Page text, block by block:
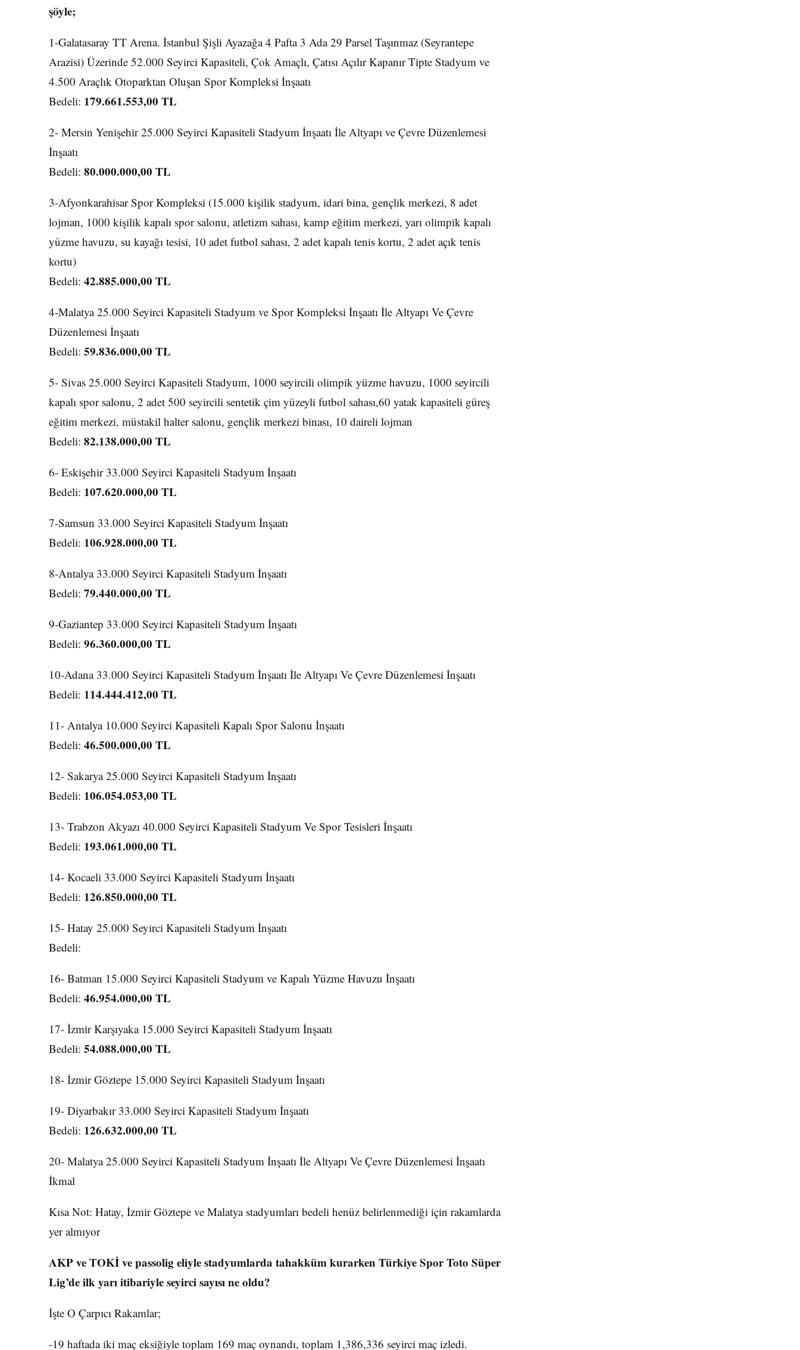
şöyle;
1-Galatasaray TT Arena. İstanbul Şişli Ayazağa 4 Pafta 3 Ada 29 Parsel Taşınmaz (Seyrantepe
Arazisi) Üzerinde 52.000 Seyirci Kapasiteli, Çok Amaçlı, Çatısı Açılır Kapanır Tipte Stadyum ve
4.500 Araçlık Otoparktan Oluşan Spor Kompleksi İnşaatı
Bedeli: 179.661.553,00 TL
2- Mersin Yenişehir 25.000 Seyirci Kapasiteli Stadyum İnşaatı İle Altyapı ve Çevre Düzenlemesi
İnşaatı
Bedeli: 80.000.000,00 TL
3-Afyonkarahisar Spor Kompleksi (15.000 kişilik stadyum, idari bina, gençlik merkezi, 8 adet
lojman, 1000 kişilik kapalı spor salonu, atletizm sahası, kamp eğitim merkezi, yarı olimpik kapalı
yüzme havuzu, su kayağı tesisi, 10 adet futbol sahası, 2 adet kapalı tenis kortu, 2 adet açık tenis
kortu)
Bedeli: 42.885.000,00 TL
4-Malatya 25.000 Seyirci Kapasiteli Stadyum ve Spor Kompleksi İnşaatı İle Altyapı Ve Çevre
Düzenlemesi İnşaatı
Bedeli: 59.836.000,00 TL
5- Sivas 25.000 Seyirci Kapasiteli Stadyum, 1000 seyircili olimpik yüzme havuzu, 1000 seyircili
kapalı spor salonu, 2 adet 500 seyircili sentetik çim yüzeyli futbol sahası,60 yatak kapasiteli güreş
eğitim merkezi, müstakil halter salonu, gençlik merkezi binası, 10 daireli lojman
Bedeli: 82.138.000,00 TL
6- Eskişehir 33.000 Seyirci Kapasiteli Stadyum İnşaatı
Bedeli: 107.620.000,00 TL
7-Samsun 33.000 Seyirci Kapasiteli Stadyum İnşaatı
Bedeli: 106.928.000,00 TL
8-Antalya 33.000 Seyirci Kapasiteli Stadyum İnşaatı
Bedeli: 79.440.000,00 TL
9-Gaziantep 33.000 Seyirci Kapasiteli Stadyum İnşaatı
Bedeli: 96.360.000,00 TL
10-Adana 33.000 Seyirci Kapasiteli Stadyum İnşaatı İle Altyapı Ve Çevre Düzenlemesi İnşaatı
Bedeli: 114.444.412,00 TL
11- Antalya 10.000 Seyirci Kapasiteli Kapalı Spor Salonu İnşaatı
Bedeli: 46.500.000,00 TL
12- Sakarya 25.000 Seyirci Kapasiteli Stadyum İnşaatı
Bedeli: 106.054.053,00 TL
13- Trabzon Akyazı 40.000 Seyirci Kapasiteli Stadyum Ve Spor Tesisleri İnşaatı
Bedeli: 193.061.000,00 TL
14- Kocaeli 33.000 Seyirci Kapasiteli Stadyum İnşaatı
Bedeli: 126.850.000,00 TL
15- Hatay 25.000 Seyirci Kapasiteli Stadyum İnşaatı
Bedeli:
16- Batman 15.000 Seyirci Kapasiteli Stadyum ve Kapalı Yüzme Havuzu İnşaatı
Bedeli: 46.954.000,00 TL
17- İzmir Karşıyaka 15.000 Seyirci Kapasiteli Stadyum İnşaatı
Bedeli: 54.088.000,00 TL
18- İzmir Göztepe 15.000 Seyirci Kapasiteli Stadyum İnşaatı
19- Diyarbakır 33.000 Seyirci Kapasiteli Stadyum İnşaatı
Bedeli: 126.632.000,00 TL
20- Malatya 25.000 Seyirci Kapasiteli Stadyum İnşaatı İle Altyapı Ve Çevre Düzenlemesi İnşaatı
İkmal
Kısa Not: Hatay, İzmir Göztepe ve Malatya stadyumları bedeli henüz belirlenmediği için rakamlarda
yer almıyor
AKP ve TOKİ ve passolig eliyle stadyumlarda tahakküm kurarken Türkiye Spor Toto Süper
Lig’de ilk yarı itibariyle seyirci sayısı ne oldu?
İşte O Çarpıcı Rakamlar;
-19 haftada iki maç eksiğiyle toplam 169 maç oynandı, toplam 1,386,336 seyirci maç izledi.